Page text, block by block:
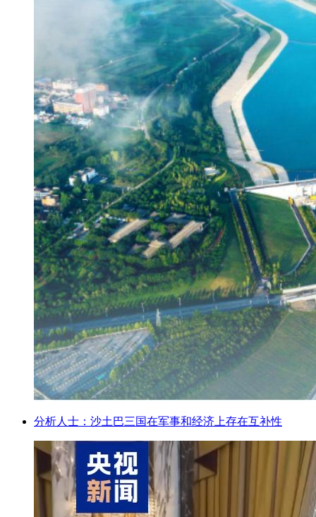
分析人士：沙土巴三国在军事和经济上存在互补性